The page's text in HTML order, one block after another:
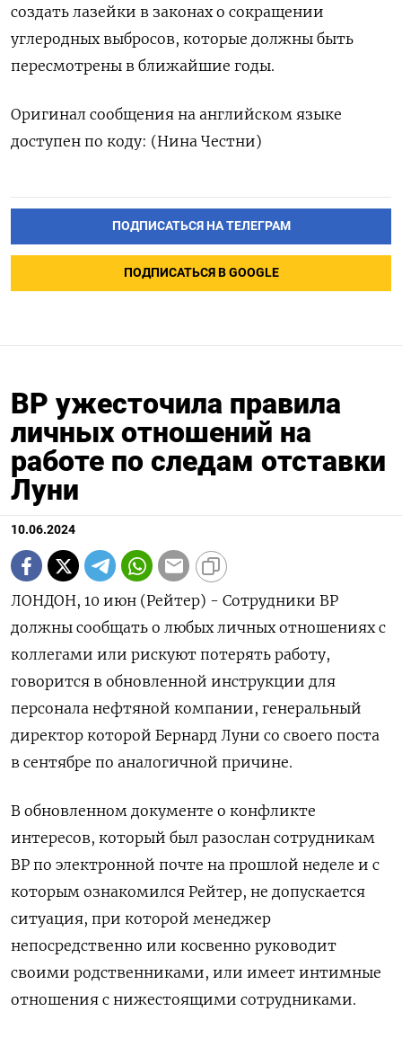
создать лазейки в законах о сокращении
углеродных выбросов, которые должны быть
пересмотрены в ближайшие годы.
Оригинал сообщения на английском языке
доступен по коду: (Нина Честни)
ПОДПИСАТЬСЯ НА ТЕЛЕГРАМ
ПОДПИСАТЬСЯ В GOOGLE
BP ужесточила правила
личных отношений на
работе по следам отставки
Луни
10.06.2024
ЛОНДОН, 10 июн (Рейтер) - Сотрудники BP
должны сообщать о любых личных отношениях с
коллегами или рискуют потерять работу,
говорится в обновленной инструкции для
персонала нефтяной компании, генеральный
директор которой Бернард Луни со своего поста
в сентябре по аналогичной причине.
В обновленном документе о конфликте
интересов, который был разослан сотрудникам
BP по электронной почте на прошлой неделе и с
которым ознакомился Рейтер, не допускается
ситуация, при которой менеджер
непосредственно или косвенно руководит
своими родственниками, или имеет интимные
отношения с нижестоящими сотрудниками.